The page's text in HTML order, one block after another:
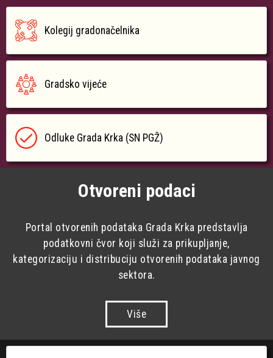
Kolegij gradonačelnika
Gradsko vijeće
Odluke Grada Krka (SN PGŽ)
Otvoreni podaci
Portal otvorenih podataka Grada Krka predstavlja
podatkovni čvor koji služi za prikupljanje,
kategorizaciju i distribuciju otvorenih podataka javnog
sektora.
Više